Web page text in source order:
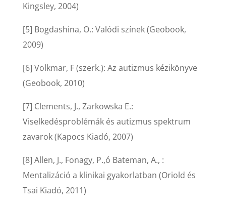
Kingsley, 2004)
[5] Bogdashina, O.: Valódi színek (Geobook,
2009)
[6] Volkmar, F (szerk.): Az autizmus kézikönyve
(Geobook, 2010)
[7] Clements, J., Zarkowska E.:
Viselkedésproblémák és autizmus spektrum
zavarok (Kapocs Kiadó, 2007)
[8] Allen, J., Fonagy, P.,ó Bateman, A., :
Mentalizáció a klinikai gyakorlatban (Oriold és
Tsai Kiadó, 2011)